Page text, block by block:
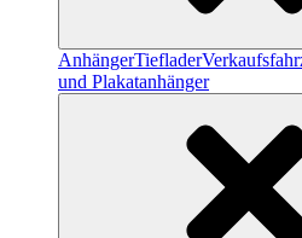
AnhängerTieflader
und Plakatanhänger